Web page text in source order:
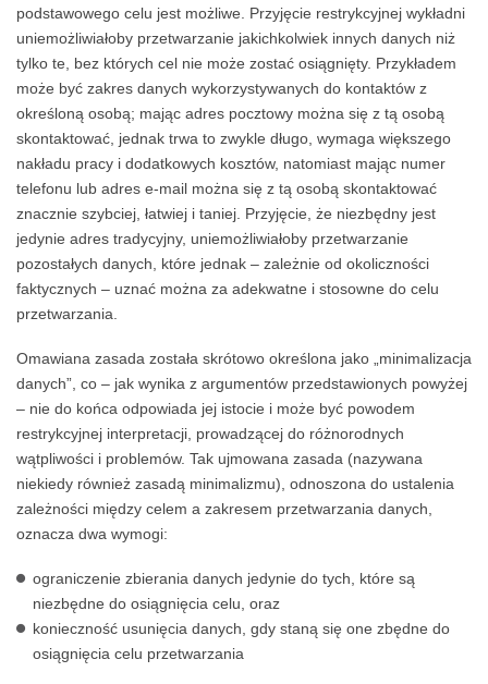
podstawowego celu jest możliwe. Przyjęcie restrykcyjnej wykładni
uniemożliwiałoby przetwarzanie jakichkolwiek innych danych niż
tylko te, bez których cel nie może zostać osiągnięty. Przykładem
może być zakres danych wykorzystywanych do kontaktów z
określoną osobą; mając adres pocztowy można się z tą osobą
skontaktować, jednak trwa to zwykle długo, wymaga większego
nakładu pracy i dodatkowych kosztów, natomiast mając numer
telefonu lub adres e‑mail można się z tą osobą skontaktować
znacznie szybciej, łatwiej i taniej. Przyjęcie, że niezbędny jest
jedynie adres tradycyjny, uniemożliwiałoby przetwarzanie
pozostałych danych, które jednak – zależnie od okoliczności
faktycznych – uznać można za adekwatne i stosowne do celu
przetwarzania.
Omawiana zasada została skrótowo określona jako „minimalizacja
danych”, co – jak wynika z argumentów przedstawionych powyżej
– nie do końca odpowiada jej istocie i może być powodem
restrykcyjnej interpretacji, prowadzącej do różnorodnych
wątpliwości i problemów. Tak ujmowana zasada (nazywana
niekiedy również zasadą minimalizmu), odnoszona do ustalenia
zależności między celem a zakresem przetwarzania danych,
oznacza dwa wymogi:
ograniczenie zbierania danych jedynie do tych, które są
niezbędne do osiągnięcia celu, oraz
konieczność usunięcia danych, gdy staną się one zbędne do
osiągnięcia celu przetwarzania